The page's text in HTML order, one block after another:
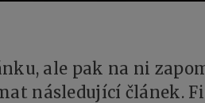
ale pak na ni
následující článek.